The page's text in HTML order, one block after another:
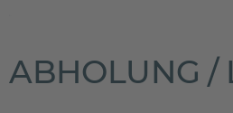
ABHOLUNG /